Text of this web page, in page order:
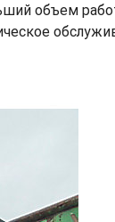
объем